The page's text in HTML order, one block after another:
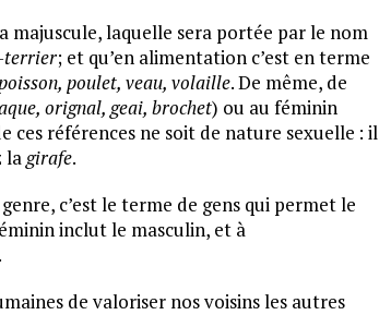
majuscule, laquelle sera portée par le nom
terrier; et qu’en alimentation c’est en terme
poulet, veau, volaille. De même, de
orignal, geai, brochet) ou au féminin
ces références ne soit de nature sexuelle : il
lagirafe.
c’est le terme de gens qui permet le
inclut le masculin, et à
de valoriser nos voisins les autres